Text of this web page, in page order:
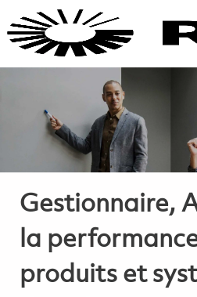
Gestionnaire,
la
produits et